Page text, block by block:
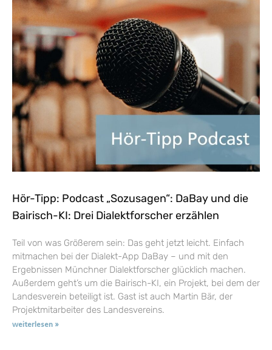
Hör-Tipp: Podcast „Sozusagen“: DaBay und die
Bairisch-KI: Drei Dialektforscher erzählen
Teil von was Größerem sein: Das geht jetzt leicht. Einfach
mitmachen bei der Dialekt-App DaBay – und mit den
Ergebnissen Münchner Dialektforscher glücklich machen.
Außerdem geht’s um die Bairisch-KI, ein Projekt, bei dem der
Landesverein beteiligt ist. Gast ist auch Martin Bär, der
Projektmitarbeiter des Landesvereins.
weiterlesen »